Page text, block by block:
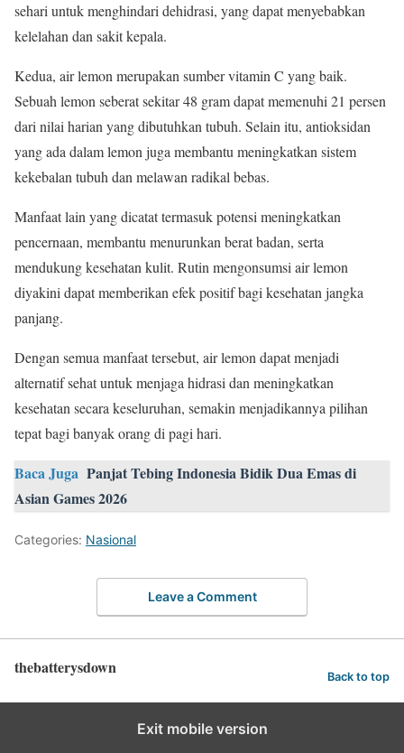
sehari untuk menghindari dehidrasi, yang dapat menyebabkan
kelelahan dan sakit kepala.
Kedua, air lemon merupakan sumber vitamin C yang baik.
Sebuah lemon seberat sekitar 48 gram dapat memenuhi 21 persen
dari nilai harian yang dibutuhkan tubuh. Selain itu, antioksidan
yang ada dalam lemon juga membantu meningkatkan sistem
kekebalan tubuh dan melawan radikal bebas.
Manfaat lain yang dicatat termasuk potensi meningkatkan
pencernaan, membantu menurunkan berat badan, serta
mendukung kesehatan kulit. Rutin mengonsumsi air lemon
diyakini dapat memberikan efek positif bagi kesehatan jangka
panjang.
Dengan semua manfaat tersebut, air lemon dapat menjadi
alternatif sehat untuk menjaga hidrasi dan meningkatkan
kesehatan secara keseluruhan, semakin menjadikannya pilihan
tepat bagi banyak orang di pagi hari.
Baca Juga Panjat Tebing Indonesia Bidik Dua Emas di
Asian Games 2026
Categories: Nasional
Leave a Comment
thebatterysdown Back to top
Exit mobile version